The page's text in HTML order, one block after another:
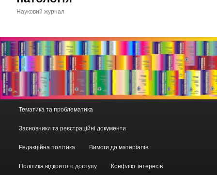
Науковий журнал
Тематика та проблематика
Засновники та реєстраційні документи
Редакційна політика Вимоги до матеріалів
Політика відкритого доступу Конфлікт інтересів